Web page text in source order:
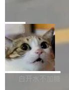
是把这段空隙补上
aDB 捕获 commit
微软同期总资本开
bet、微软以及
ceXAI的资金消耗速
撑庞大支出的资金
貌。数据显示，微
一个在终端里运行
1.2，驱动这个
你可以用 curl -
sh | bash 安装一个
代码、验证结果的
局
美团开源
准 AI 能力认知
机器出题的前提，
构建流程可以分为
白开水不加糖